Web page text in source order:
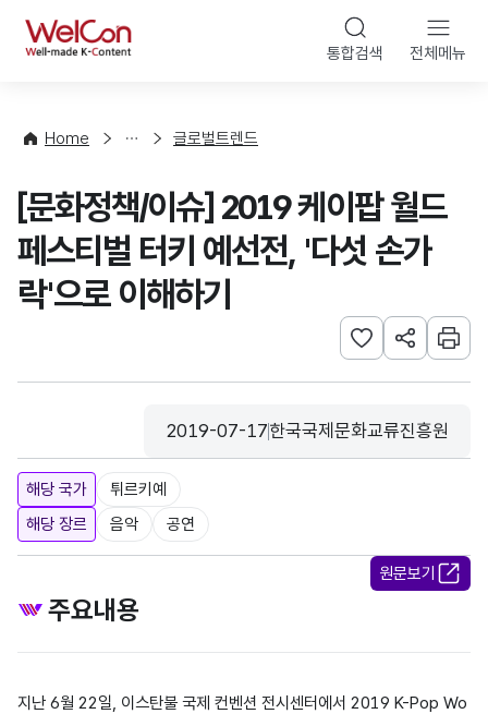
WelCon 통합검색 전체메뉴
Home
향
계
글로벌트렌드
[문화정책/이슈] 2019 케이팝 월드
페스티벌 터키 예선전, '다섯 손가
락'으로 이해하기
관심사 등록하기
URL 공유하
인쇄
등록일
2019-07-17
수집기관
한국국제문화교류진흥원
해당 국가
튀르키예
해당 장르
음악 공연
원문보기
주요내용
지난 6월 22일, 이스탄불 국제 컨벤션 전시센터에서 2019 K-Pop Wo